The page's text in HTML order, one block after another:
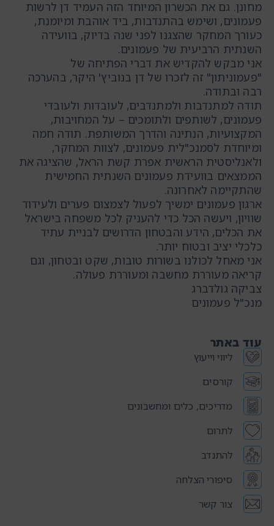
עוד באתר
ליווי וייעוץ
קורסים
מדריכים, כלים ומחשבונים
לתרום
להתנדב
סיפורי הצלחה
צור קשר
מחונן. גם את הכשרון המיוחד הזה העמיד דן לרשות
פעמונים, ושימש בהתנדבות, ביד אוהבת ומיומנת,
כעורך המחקר שהצגנו לפני שנה בדיוק, בוועידה
השנתית הרביעית של פעמונים.
אני מבקש להקדיש את דברי הפתיחה של
"פעמוניתון" זה לזכרו של דן בנוביץ' היקר, בהערכה
רבה ובתודה.
תודה למתנדבות ולמתנדבים, לעובדות ולעובדי
פעמונים, לשותפים ולתומכים – על המחויבות,
המקצועיות, הנתינה והדרך המשותפת. תודה חמה
ומיוחדת לסמנכ"לית פעמונים, לצוות המחקר,
ולאנליסטית הראשית אפרת קשת הראל, שהציגה את
הממצאים בוועידת פעמונים השנתית החמישית
שהתקיימה לאחרונה.
ארגון פעמונים ימשיך לפעול לצמצום פערים ולעידוד
שוויון, ויעשה הכל כדי להעניק לכל משפחה בישראל
את הכלים, הידע והבטחון הדרושים לבניית עתיד
כלכלי יציב ובטוח יותר.
אני מאחל לכולנו בשורות טובות, שקט ובטחון, וגם
קריאה מעוררת מחשבה ומעוררת פעולה.
צביקה גולדברג
מנכ"ל פעמונים